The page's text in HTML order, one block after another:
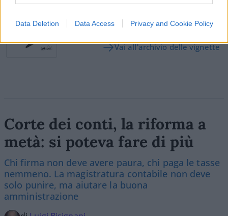
Data Deletion Data Access Privacy and Cookie Policy
Vai all'archivio delle vignette
Corte dei conti, la riforma a
metà: si poteva fare di più
Chi firma non deve avere paura, chi paga le tasse
nemmeno. La magistratura contabile non deve
solo punire, ma aiutare la buona
amministrazione